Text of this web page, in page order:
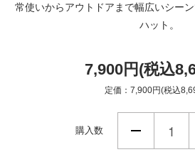
常使いからアウトドアまで幅広いシー
ハット。
7,900円(税込
定価：7,900円(税込
購入数